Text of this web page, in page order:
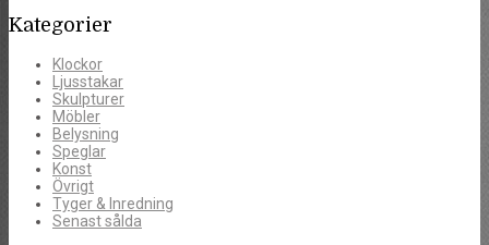
Kategorier
Klockor
Ljusstakar
Skulpturer
Möbler
Belysning
Speglar
Konst
Övrigt
Tyger & Inredning
Senast sålda